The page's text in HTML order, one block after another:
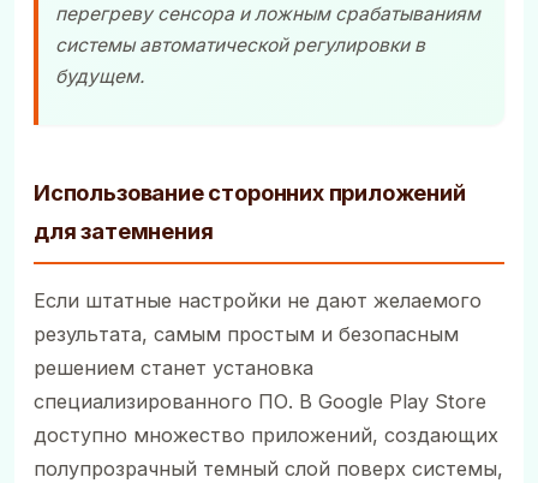
перегреву сенсора и ложным срабатываниям
системы автоматической регулировки в
будущем.
Использование сторонних приложений
для затемнения
Если штатные настройки не дают желаемого
результата, самым простым и безопасным
решением станет установка
специализированного ПО. В Google Play Store
доступно множество приложений, создающих
полупрозрачный темный слой поверх системы,